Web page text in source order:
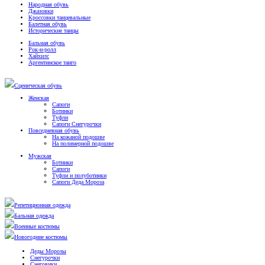
Народная обувь
Джазовки
Кроссовки танцевальные
Балетная обувь
Исторические танцы
Бальная обувь
Рок-н-ролл
Хайхилс
Аргентинское танго
Сценическая обувь
Женская
Сапоги
Ботинки
Туфли
Сапоги Снегурочки
Повседневная обувь
На кожаной подошве
На полимерной подошве
Мужская
Ботинки
Сапоги
Туфли и полуботинки
Сапоги Деда Мороза
Репетиционная одежда
Бальная одежда
Военные костюмы
Новогодние костюмы
Деды Морозы
Снегурочки